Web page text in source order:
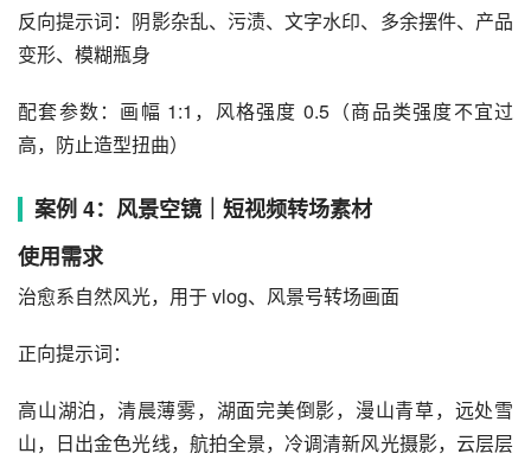
反向提示词：阴影杂乱、污渍、文字水印、多余摆件、产品
变形、模糊瓶身
配套参数：画幅 1:1，风格强度 0.5（商品类强度不宜过
高，防止造型扭曲）
案例 4：风景空镜｜短视频转场素材
使用需求
治愈系自然风光，用于 vlog、风景号转场画面
正向提示词：
高山湖泊，清晨薄雾，湖面完美倒影，漫山青草，远处雪
山，日出金色光线，航拍全景，冷调清新风光摄影，云层层